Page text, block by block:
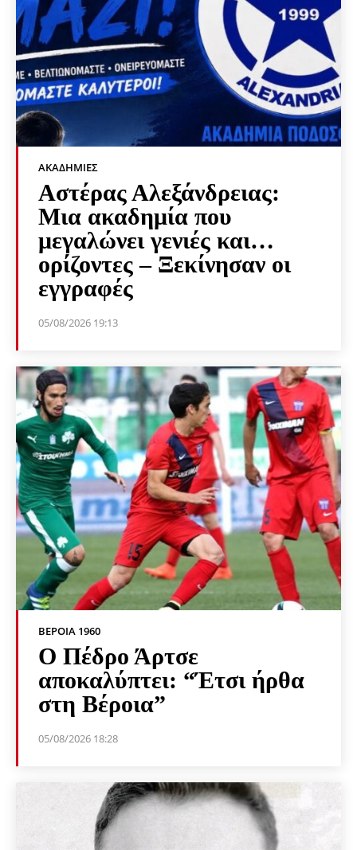
ΑΚΑΔΗΜΊΕΣ
Αστέρας Αλεξάνδρειας:
Μια ακαδημία που
μεγαλώνει γενιές και…
ορίζοντες – Ξεκίνησαν οι
εγγραφές
05/08/2026 19:13
ΒΕΡΟΙΑ 1960
Ο Πέδρο Άρτσε
αποκαλύπτει: “Έτσι ήρθα
στη Βέροια”
05/08/2026 18:28